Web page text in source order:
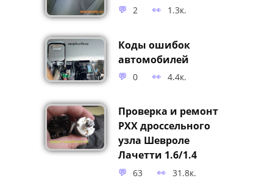
2 1.3к.
Коды ошибок
автомобилей
0 4.4к.
Проверка и ремонт
РХХ дроссельного
узла Шевроле
Лачетти 1.6/1.4
63 31.8к.